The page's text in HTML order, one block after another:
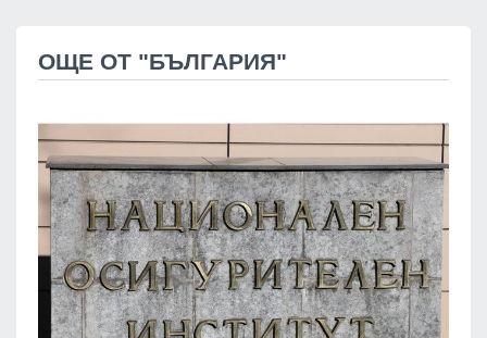
ОЩЕ ОТ "БЪЛГАРИЯ"